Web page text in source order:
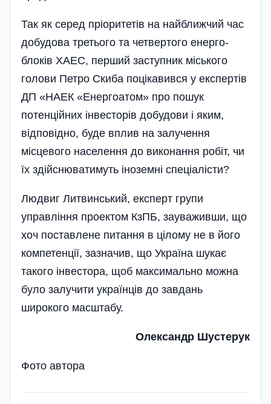
Так як серед пріоритетів на найближчий час
добудова третього­ та четвертого енерго­
блоків ХАЕС, перший заступник міського
голови Петро Скиба поцікавився у експертів
ДП «НАЕК «Енерго­атом» про пошук
потенційних інвесторів добудови і яким,
відповідно, буде вплив на залучення
місцевого насе­лення до виконання робіт, чи
їх здійснюватимуть іноземні спеці­алісти?
Людвиг Литвинський, експерт групи
управління проектом КзПБ, зауваживши, що
хоч поставлене питання в цілому не в його
компетенції, зазначив, що Україна шукає
такого інвестора, щоб максимально можна
було залучити українців до завдань
широкого масштабу.
Олександр Шустерук
Фото автора